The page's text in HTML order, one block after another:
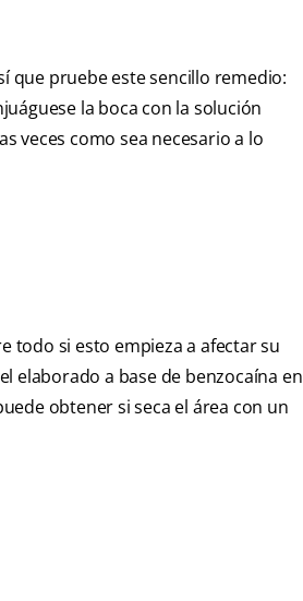
que pruebe este sencillo remedio:
la boca con la solución
veces como sea necesario a lo
todo si esto empieza a afectar su
elaborado a base de benzocaína en
obtener si seca el área con un